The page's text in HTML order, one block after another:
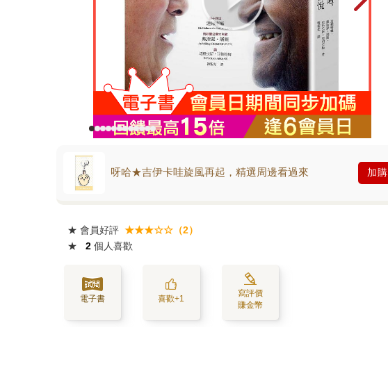
呀哈★吉伊卡哇旋風再起，精選周邊看過來 加購
★ 會員好評 ★★★☆☆（2）
★
2 個人喜歡
電子書 喜歡+1
寫評價
賺金幣